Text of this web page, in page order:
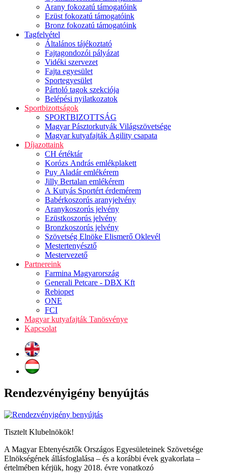
Arany fokozatú támogatóink
Ezüst fokozatú támogatóink
Bronz fokozatú támogatóink
Tagfelvétel
Általános tájékoztató
Fajtagondozói pályázat
Vidéki szervezet
Fajta egyesület
Sportegyesület
Pártoló tagok szekciója
Belépési nyilatkozatok
Sportbizottságok
SPORTBIZOTTSÁG
Magyar Pásztorkutyák Világszövetsége
Magyar kutyafajták Agility csapata
Díjazottaink
CH értéktár
Korózs András emlékplakett
Puy Aladár emlékérem
Jilly Bertalan emlékérem
A Kutyás Sportért érdemérem
Babérkoszorús aranyjelvény
Aranykoszorús jelvény
Ezüstkoszorús jelvény
Bronzkoszorús jelvény
Szövetség Elnöke Elismerő Oklevél
Mestertenyésztő
Mestervezető
Partnereink
Farmina Magyarország
Generali Petcare - DBX Kft
Rebiopet
ONE
FCI
Magyar kutyafajták Tanösvénye
Kapcsolat
Rendezvényigény benyújtás
Tisztelt Klubelnökök!
A Magyar Ebtenyésztők Országos Egyesületeinek Szövetsége
Elnökségének állásfoglalása – és a korábbi évek gyakorlata –
értelmében kérjük, hogy 2018. évre vonatkozó